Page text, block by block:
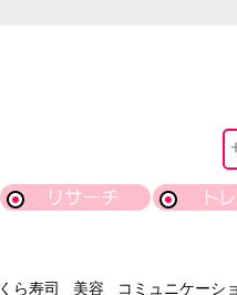
リサーチ ト
くら寿司 美容 コミュニケーシ